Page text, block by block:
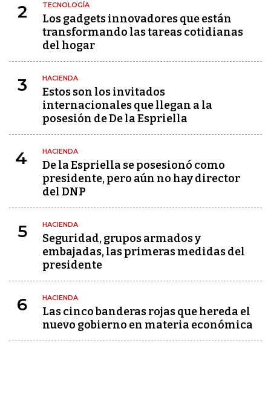
2 TECNOLOGÍA
Los gadgets innovadores que están
transformando las tareas cotidianas
del hogar
3 HACIENDA
Estos son los invitados
internacionales que llegan a la
posesión de De la Espriella
4 HACIENDA
De la Espriella se posesionó como
presidente, pero aún no hay director
del DNP
5 HACIENDA
Seguridad, grupos armados y
embajadas, las primeras medidas del
presidente
6 HACIENDA
Las cinco banderas rojas que hereda el
nuevo gobierno en materia económica